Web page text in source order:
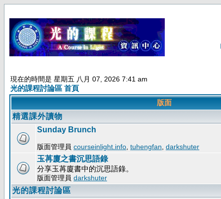
現在的時間是 星期五 八月 07, 2026 7:41 am
光的課程討論區 首頁
版面
精選課外讀物
Sunday Brunch
版面管理員 courseinlight.info tuhengfan darkshuter
玉苒廈之書沉思語錄
分享玉苒廈書中的沉思語錄。
版面管理員 darkshuter
光的課程討論區